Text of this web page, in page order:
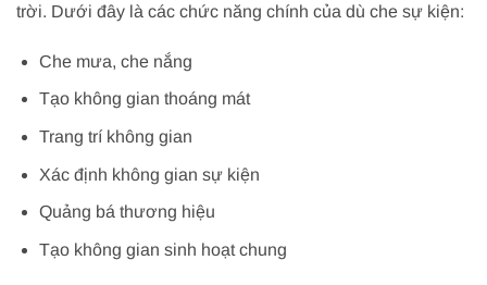
trời. Dưới đây là các chức năng chính của dù che sự kiện:
Che mưa, che nắng
Tạo không gian thoáng mát
Trang trí không gian
Xác định không gian sự kiện
Quảng bá thương hiệu
Tạo không gian sinh hoạt chung